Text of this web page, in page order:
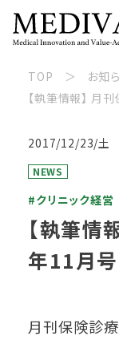
TOP お知
【執筆情報】 月
2017/12/23/土
NEWS
#クリニック経営
【執筆情
年11月号
月刊保険診